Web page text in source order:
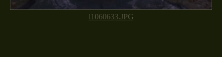
l1060633.JPG